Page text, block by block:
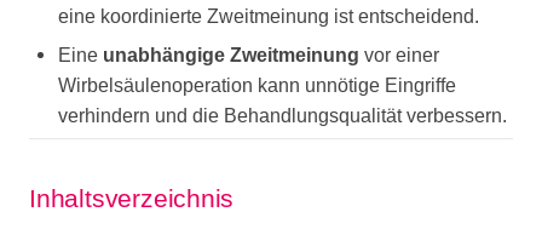
eine koordinierte Zweitmeinung ist entscheidend.
Eine unabhängige Zweitmeinung vor einer
Wirbelsäulenoperation kann unnötige Eingriffe
verhindern und die Behandlungsqualität verbessern.
Inhaltsverzeichnis